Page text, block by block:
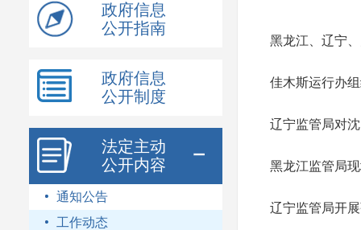
政府信息
公开指南
政府信息
公开制度
法定主动
公开内容
通知公告
工作动态
黑龙江、辽宁
佳木斯运行办
辽宁监管局对
黑龙江监管局
辽宁监管局开